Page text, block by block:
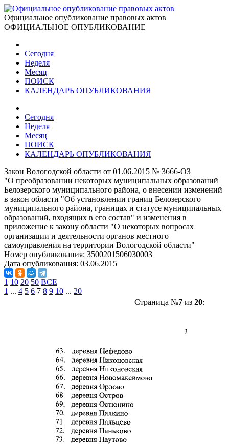
Официальное опубликование правовых актов
ОФИЦИАЛЬНОЕ ОПУБЛИКОВАНИЕ
Сегодня
Неделя
Месяц
ПОИСК
КАЛЕНДАРЬ ОПУБЛИКОВАНИЯ
Сегодня
Неделя
Месяц
ПОИСК
КАЛЕНДАРЬ ОПУБЛИКОВАНИЯ
Закон Вологодской области от 01.06.2015 № 3666-ОЗ
"О преобразовании некоторых муниципальных образований
Белозерского муниципального района, о внесении изменений
в закон области "Об установлении границ Белозерского
муниципального района, границах и статусе муниципальных
образований, входящих в его состав" и изменения в
приложение к закону области "О некоторых вопросах
организации и деятельности органов местного
самоуправления на территории Вологодской области"
Номер опубликования: 3500201506030003
Дата опубликования: 03.06.2015
1 10 20 50 ВСЕ
1 ... 4 5 6 7 8 9 10 ... 20
Страница №7из 20: